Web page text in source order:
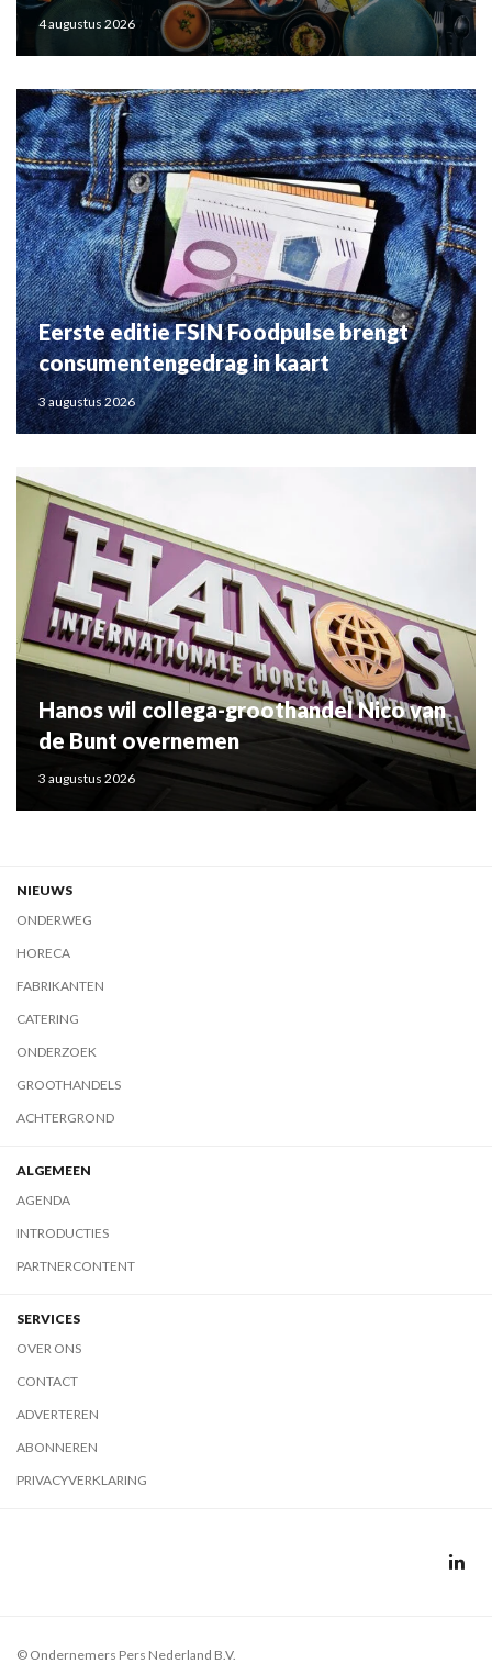
4 augustus 2026
Eerste editie FSIN Foodpulse brengt
consumentengedrag in kaart
3 augustus 2026
Hanos wil collega-groothandel Nico van
de Bunt overnemen
3 augustus 2026
NIEUWS
ONDERWEG
HORECA
FABRIKANTEN
CATERING
ONDERZOEK
GROOTHANDELS
ACHTERGROND
ALGEMEEN
AGENDA
INTRODUCTIES
PARTNERCONTENT
SERVICES
OVER ONS
CONTACT
ADVERTEREN
ABONNEREN
PRIVACYVERKLARING
© Ondernemers Pers Nederland B.V.